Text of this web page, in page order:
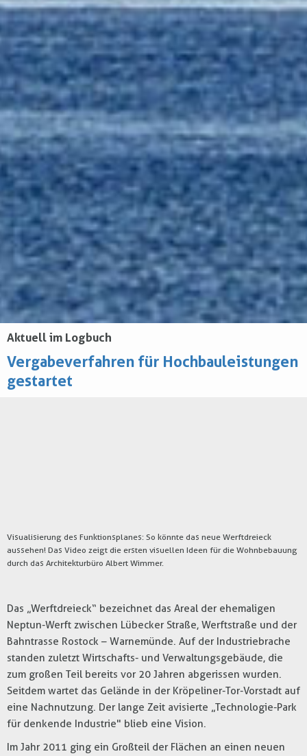
Aktuell im Logbuch
Vergabeverfahren für Hochbauleistungen
gestartet
Visualisierung des Funktionsplanes: So könnte das neue Werftdreieck
aussehen! Das Video zeigt die ersten visuellen Ideen für die Wohnbebauung
durch das Architekturbüro Albert Wimmer.
Das „Werftdreieck“ bezeichnet das Areal der ehemaligen
Neptun-Werft zwischen Lübecker Straße, Werftstraße und der
Bahntrasse Rostock – Warnemünde. Auf der Industriebrache
standen zuletzt Wirtschafts- und Verwaltungsgebäude, die
zum großen Teil bereits vor 20 Jahren abgerissen wurden.
Seitdem wartet das Gelände in der Kröpeliner-Tor-Vorstadt auf
eine Nachnutzung. Der lange Zeit avisierte „Technologie-Park
für denkende Industrie" blieb eine Vision.
Im Jahr 2011 ging ein Großteil der Flächen an einen neuen